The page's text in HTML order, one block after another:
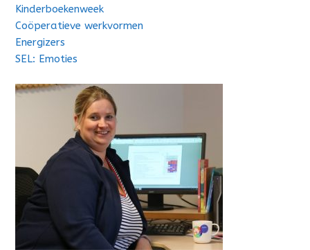
Kinderboekenweek
Coöperatieve werkvormen
Energizers
SEL: Emoties